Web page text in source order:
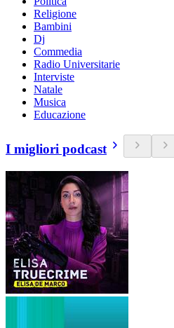
Religione
Bambini
Dj
Commedia
Radio Universitarie
Interviste
Natale
Musica
Educazione
I migliori podcast